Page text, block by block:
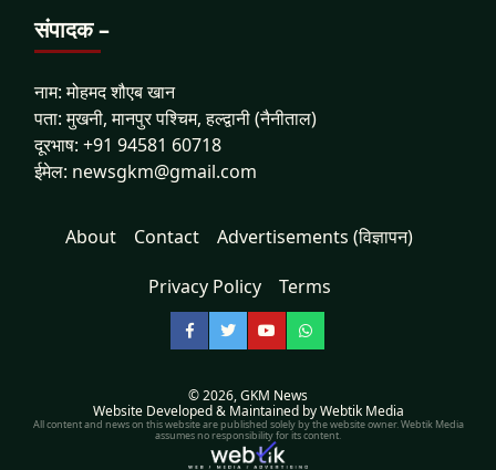
संपादक –
नाम: मोहमद शौएब खान
पता: मुखनी, मानपुर पश्चिम, हल्द्वानी (नैनीताल)
दूरभाष: +91 94581 60718
ईमेल: newsgkm@gmail.com
About Contact Advertisements (विज्ञापन)
Privacy Policy Terms
Facebook
TwitterYouTubeWhatsApp
© 2026,GKM News
Website Developed & Maintained by Webtik Media
All content and news on this website are published solely by the website owner. Webtik Media
assumes no responsibility for its content.